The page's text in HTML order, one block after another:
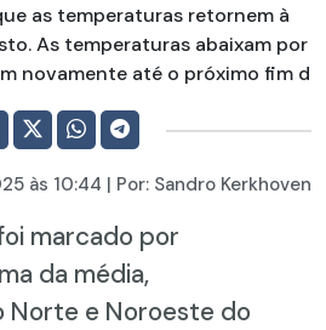
as temperaturas retornem à
As temperaturas abaixam por
novamente até o próximo fim d
às 10:44 | Por: Sandro Kerkhoven
marcado por
da média,
Norte e Noroeste do